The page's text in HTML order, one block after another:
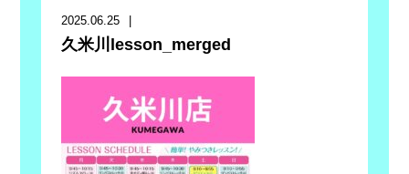
2025.06.25
久米川lesson_merged